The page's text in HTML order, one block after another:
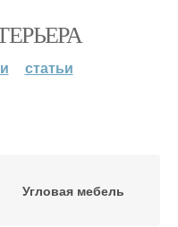
статьи
Угловая мебель